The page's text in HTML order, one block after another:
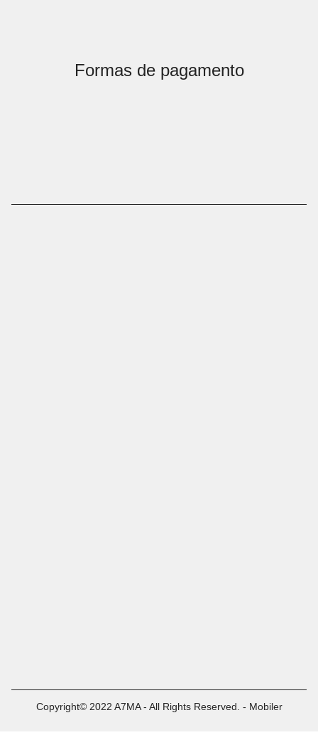
Formas de pagamento
Copyright© 2022 A7MA - All Rights Reserved. - Mobiler